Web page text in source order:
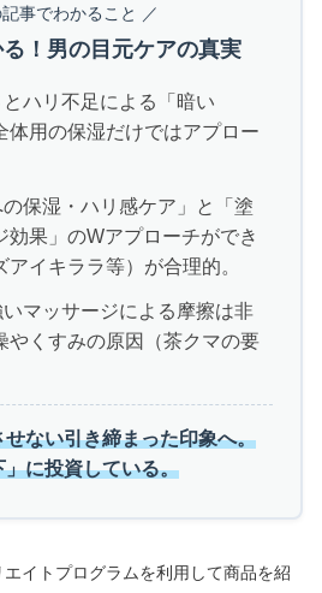
事でわかること ／
！男の目元ケアの真実
ハリ不足による「暗い
体用の保湿だけではアプロー
の保湿・ハリ感ケア」と「塗
効果」のWアプローチができ
アイキララ等）が合理的。
いマッサージによる摩擦は非
やくすみの原因（茶クマの要
ない引き締まった印象へ。
に投資している。
イトプログラムを利用して商品を紹